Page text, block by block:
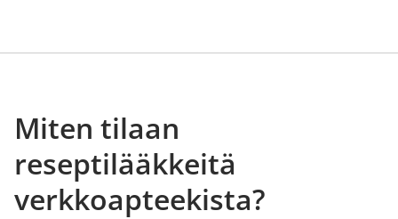
Miten tilaan
reseptilääkkeitä
verkkoapteekista?